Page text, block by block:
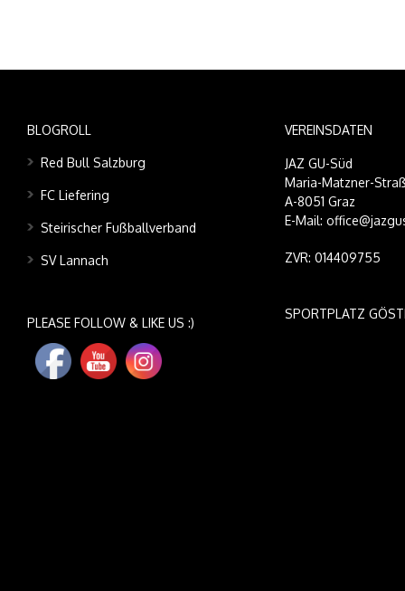
BLOGROLL
Red Bull Salzburg
FC Liefering
Steirischer Fußballverband
SV Lannach
PLEASE FOLLOW & LIKE US :)
VEREINSDATEN
JAZ GU-Süd
Maria-Matzner-
A-8051 Graz
E-Mail:
ZVR: 014409755
SPORTPLATZ